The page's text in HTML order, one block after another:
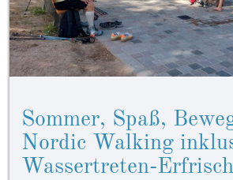
Sommer, Spaß,
Nordic Walking
Wassertreten-